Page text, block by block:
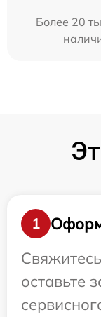
Более 20
1
оставьте